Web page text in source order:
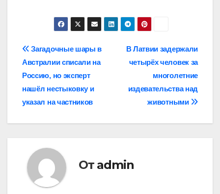
Навигация
по
записям
В Латвии задержали
четырёх человек за
многолетние
издевательства над
животными
Загадочные шары в
Австралии списали на
Россию, но эксперт
нашёл нестыковку и
указал на частников
От admin